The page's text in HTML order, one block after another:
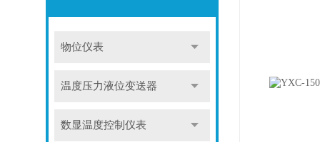
物位仪表
温度压力液位变送器
数显温度控制仪表